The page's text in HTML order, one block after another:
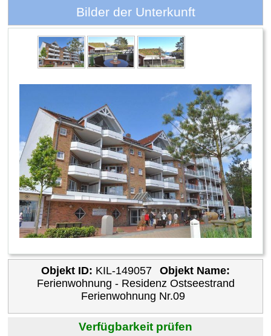
Bilder der Unterkunft
Objekt ID: KIL-149057
Objekt Name:
Ferienwohnung - Residenz Ostseestrand
Ferienwohnung Nr.09
Verfügbarkeit prüfen